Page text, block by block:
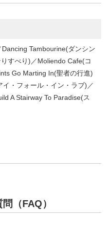
Tambourine(ダンシン
すべり)／Moliendo Cafe(コ
Go Marting In(聖者の行進)
・フォール・イン・ラブ)／
A Stairway To Paradise(ス
（FAQ）